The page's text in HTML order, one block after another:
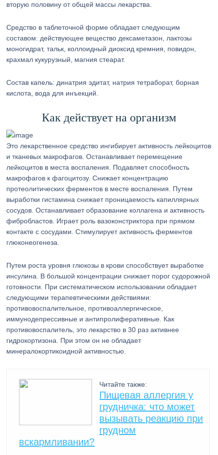
вторую половину от общей массы лекарства.
Средство в таблеточной форме обладает следующим
составом: действующее вещество дексаметазон, лактозы
моногидрат, тальк, коллоидный диоксид кремния, повидон,
крахмал кукурузный, магния стеарат.
Состав капель: динатрия эдитат, натрия тетраборат, борная
кислота, вода для инъекций.
Как действует на организм
Это лекарственное средство ингибирует активность лейкоцитов
и тканевых макрофагов. Останавливает перемещение
лейкоцитов в места воспаления. Подавляет способность
макрофагов к фагоцитозу. Снижает концентрацию
протеолитических ферментов в месте воспаления. Путем
выработки гистамина снижает проницаемость капиллярных
сосудов. Останавливает образование коллагена и активность
фибробластов. Играет роль вазоконстриктора при прямом
контакте с сосудами. Стимулирует активность ферментов
глюконеогенеза.
Путем роста уровня глюкозы в крови способствует выработке
инсулина. В большой концентрации снижает порог судорожной
готовности. При систематическом использовании обладает
следующими терапевтическими действиями:
противовоспалительное, противоаллергическое,
иммунодепрессивные и антипролиферативные. Как
противовоспалитель, это лекарство в 30 раз активнее
гидрокортизона. При этом он не обладает
минералокортикоидной активностью.
Читайте также:
Пищевая аллергия у
грудничка: что может
вызывать реакцию при
грудном
вскармливании?